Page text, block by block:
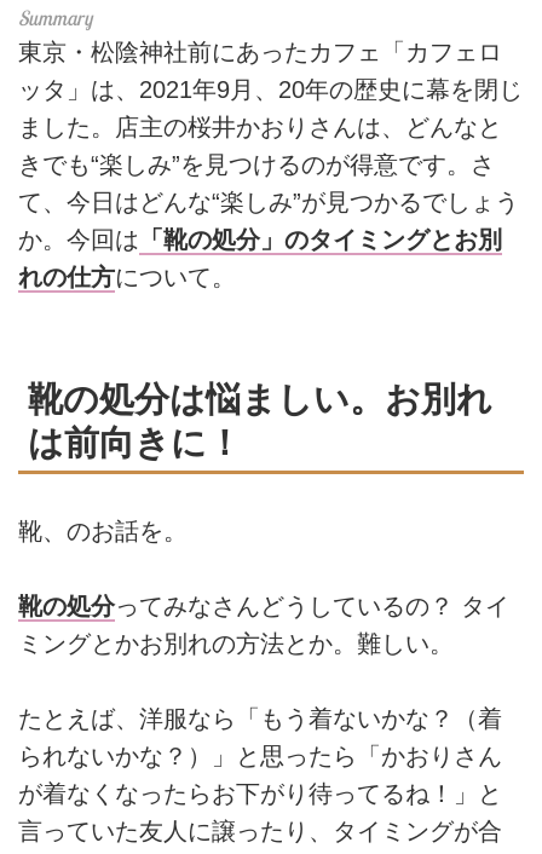
東京・松陰神社前にあったカフェ「カフェロ
ッタ」は、2021年9月、20年の歴史に幕を閉じ
ました。店主の桜井かおりさんは、どんなと
きでも“楽しみ”を見つけるのが得意です。さ
て、今日はどんな“楽しみ”が見つかるでしょう
か。今回は 「靴の処分」のタイミングとお別
れの仕方について。
靴の処分は悩ましい。お別れ
は前向きに！
靴、のお話を。
靴の処分ってみなさんどうしているの？ タイ
ミングとかお別れの方法とか。難しい。
たとえば、洋服なら「もう着ないかな？（着
られないかな？）」と思ったら「かおりさん
が着なくなったらお下がり待ってるね！」と
言っていた友人に譲ったり、タイミングが合